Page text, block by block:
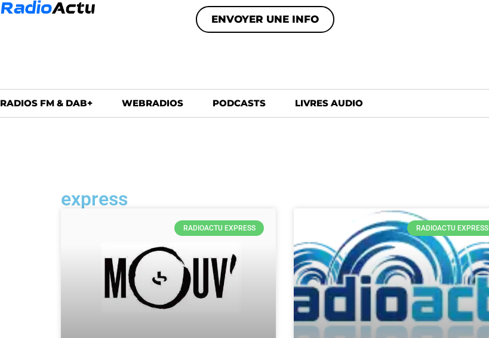
ENVOYER UNE INFO
RADIOS FM & DAB+ WEBRADIOS PODCASTS LIVRES AUDIO
express
RADIOACTU EXPRESS RADIOACTU EXPRESS